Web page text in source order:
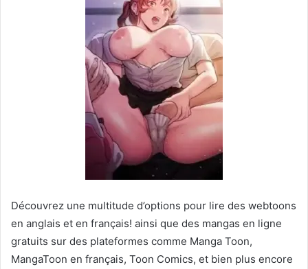
Découvrez une multitude d’options pour lire des webtoons
en anglais et en français! ainsi que des mangas en ligne
gratuits sur des plateformes comme Manga Toon,
MangaToon en français, Toon Comics, et bien plus encore